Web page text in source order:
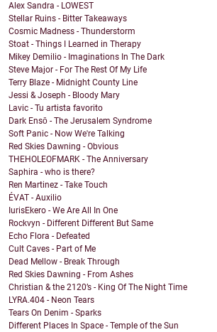
Alex Sandra - LOWEST
Stellar Ruins - Bitter Takeaways
Cosmic Madness - Thunderstorm
Stoat - Things I Learned in Therapy
Mikey Demilio - Imaginations In The Dark
Steve Major - For The Rest Of My Life
Terry Blaze - Midnight County Line
Jessi & Joseph - Bloody Mary
Lavic - Tu artista favorito
Dark Ensō - The Jerusalem Syndrome
Soft Panic - Now We're Talking
Red Skies Dawning - Obvious
THEHOLEOFMARK - The Anniversary
Saphira - who is there?
Ren Martinez - Take Touch
ÉVAT - Auxilio
IurisEkero - We Are All In One
Rockvyn - Different Different But Same
Echo Flora - Defeated
Cult Caves - Part of Me
Dead Mellow - Break Through
Red Skies Dawning - From Ashes
Christian & the 2120’s - King Of The Night Time
LYRA.404 - Neon Tears
Tears On Denim - Sparks
Different Places In Space - Temple of the Sun